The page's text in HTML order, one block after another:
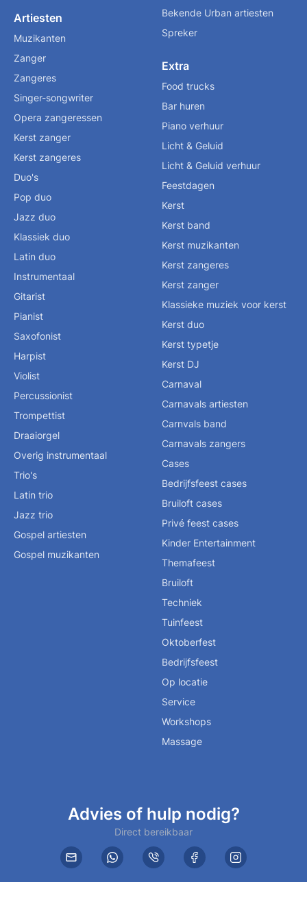
Artiesten
Muzikanten
Zanger
Zangeres
Singer-songwriter
Opera zangeressen
Kerst zanger
Kerst zangeres
Duo's
Pop duo
Jazz duo
Klassiek duo
Latin duo
Instrumentaal
Gitarist
Pianist
Saxofonist
Harpist
Violist
Percussionist
Trompettist
Draaiorgel
Overig instrumentaal
Trio's
Latin trio
Jazz trio
Gospel artiesten
Gospel muzikanten
Bekende Urban artiesten
Spreker
Extra
Food trucks
Bar huren
Piano verhuur
Licht & Geluid
Licht & Geluid verhuur
Feestdagen
Kerst
Kerst band
Kerst muzikanten
Kerst zangeres
Kerst zanger
Klassieke muziek voor kerst
Kerst duo
Kerst typetje
Kerst DJ
Carnaval
Carnavals artiesten
Carnvals band
Carnavals zangers
Cases
Bedrijfsfeest cases
Bruiloft cases
Privé feest cases
Kinder Entertainment
Themafeest
Bruiloft
Techniek
Tuinfeest
Oktoberfest
Bedrijfsfeest
Op locatie
Service
Workshops
Massage
Advies of hulp nodig?
Direct bereikbaar